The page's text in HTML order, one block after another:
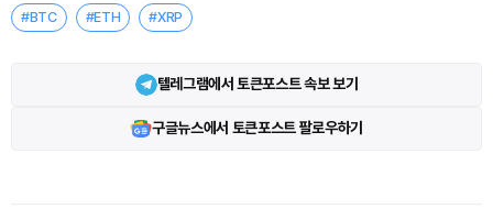
#BTC #ETH #XRP
텔레그램에서 토큰포스트 속보 보기
구글뉴스에서 토큰포스트 팔로우하기